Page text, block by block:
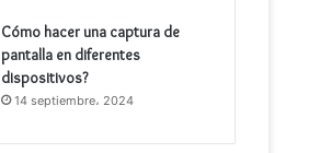
Cómo hacer una captura de
pantalla en diferentes
dispositivos?
14 septiembre، 2024